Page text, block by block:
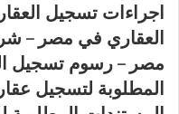
اجراءات تسجيل
العقاري في مصر –
مصر – رسوم تسجيل
المطلوبة لتسجيل